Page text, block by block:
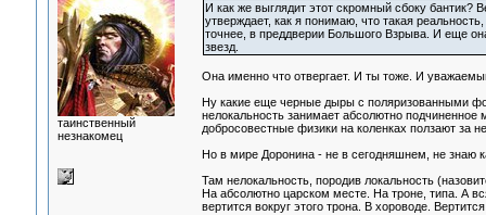
таинственный
незнакомец
И как же выглядит этот скромный сбоку бантик?
утверждает, как я понимаю, что такая
точнее, в преддверии Большого Взрыва. И еще
звезд.
Она именно что отвергает. И ты тоже. И
Ну какие еще черные дыры с поляризованными
нелокальность занимает абсолютно подчиненное
добросовестные физики на коленках ползают за
Но в мире Доронина - не в сегодняшнем, не знаю
Там нелокальность, породив локальность
На абсолютно царском месте. На троне, типа. А
вертится вокруг этого трона. В хороводе.